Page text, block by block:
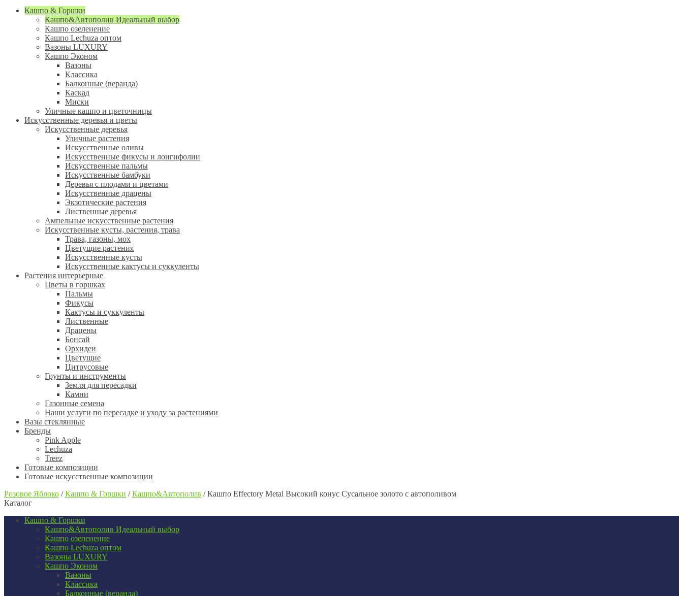
Кашпо & Горшки
Кашпо&Автополив Идеальный выбор
Кашпо озеленение
Кашпо Lechuza оптом
Вазоны LUXURY
Кашпо Эконом
Вазоны
Классика
Балконные (веранда)
Каскад
Миски
Уличные кашпо и цветочницы
Искусственные деревья и цветы
Искусственные деревья
Уличные растения
Искусственные оливы
Искусственные фикусы и лонгифолии
Искусственные пальмы
Искусственные бамбуки
Деревья с плодами и цветами
Искусственные драцены
Экзотические растения
Лиственные деревья
Ампельные искусственные растения
Искусственные кусты, растения, трава
Трава, газоны, мох
Цветущие растения
Искусственные кусты
Искусственные кактусы и суккуленты
Растения интерьерные
Цветы в горшках
Пальмы
Фикусы
Кактусы и суккуленты
Лиственные
Драцены
Бонсай
Орхидеи
Цветущие
Цитрусовые
Грунты и инструменты
Земля для пересадки
Камни
Газонные семена
Наши услуги по пересадке и уходу за растениями
Вазы стеклянные
Бренды
Pink Apple
Lechuza
Treez
Готовые композиции
Готовые искусственные композиции
Розовое Яблоко /Кашпо & Горшки /Кашпо&Автополив /Кашпо Effectory Metal Высокий конус Сусальное золото с автополивом
Каталог
Кашпо & Горшки
Кашпо&Автополив Идеальный выбор
Кашпо озеленение
Кашпо Lechuza оптом
Вазоны LUXURY
Кашпо Эконом
Вазоны
Классика
Балконные (веранда)